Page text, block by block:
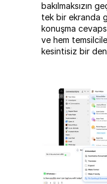
bakılmaksızın
tek bir ekranda
konuşma
ve hem
kesintisiz bir